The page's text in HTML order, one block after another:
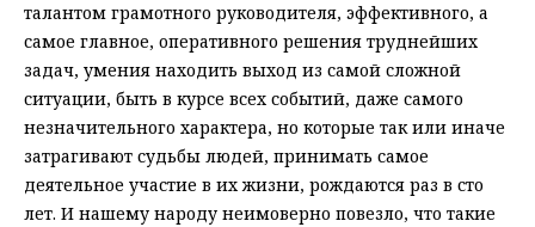
талантом грамотного руководителя, эффективного, а
самое главное, оперативного решения труднейших
задач, умения находить выход из самой сложной
ситуации, быть в курсе всех событий, даже самого
незначительного характера, но которые так или иначе
затрагивают судьбы людей, принимать самое
деятельное участие в их жизни, рождаются раз в сто
лет. И нашему народу неимоверно повезло, что такие